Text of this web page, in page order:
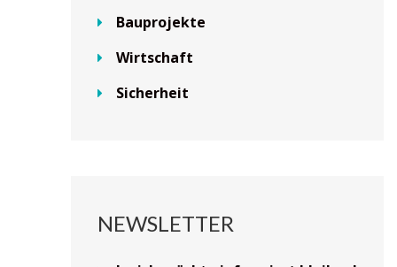
Bauprojekte
Wirtschaft
Sicherheit
NEWSLETTER